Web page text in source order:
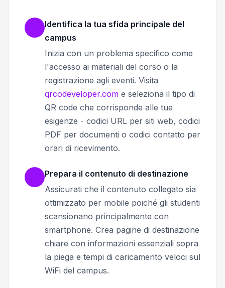
Identifica la tua sfida principale del
campus
Inizia con un problema specifico come
l'accesso ai materiali del corso o la
registrazione agli eventi. Visita
qrcodeveloper.com e seleziona il tipo di
QR code che corrisponde alle tue
esigenze - codici URL per siti web, codici
PDF per documenti o codici contatto per
orari di ricevimento.
Prepara il contenuto di destinazione
Assicurati che il contenuto collegato sia
ottimizzato per mobile poiché gli studenti
scansionano principalmente con
smartphone. Crea pagine di destinazione
chiare con informazioni essenziali sopra
la piega e tempi di caricamento veloci sul
WiFi del campus.